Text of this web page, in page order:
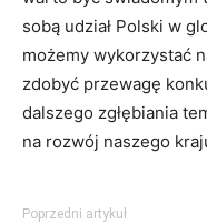
sobą udział Polski w
możemy​ wykorzystać
zdobyć przewagę
dalszego zgłębiania
na rozwój⁣ naszego
Poprzedni artykuł